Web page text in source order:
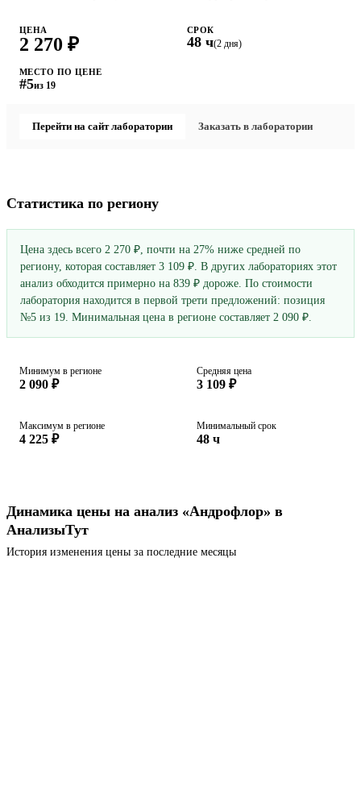
ЦЕНА
2 270 ₽
СРОК
48 ч(2 дня)
МЕСТО ПО ЦЕНЕ
#5из 19
Перейти на сайт лаборатории Заказать в лаборатории
Статистика по региону
Цена здесь всего 2 270 ₽, почти на 27% ниже средней по
региону, которая составляет 3 109 ₽. В других лабораториях этот
анализ обходится примерно на 839 ₽ дороже. По стоимости
лаборатория находится в первой трети предложений: позиция
№5 из 19. Минимальная цена в регионе составляет 2 090 ₽.
Минимум в регионе
2 090 ₽
Средняя цена
3 109 ₽
Максимум в регионе
4 225 ₽
Минимальный срок
48 ч
Динамика цены на анализ «Андрофлор» в
АнализыТут
История изменения цены за последние месяцы